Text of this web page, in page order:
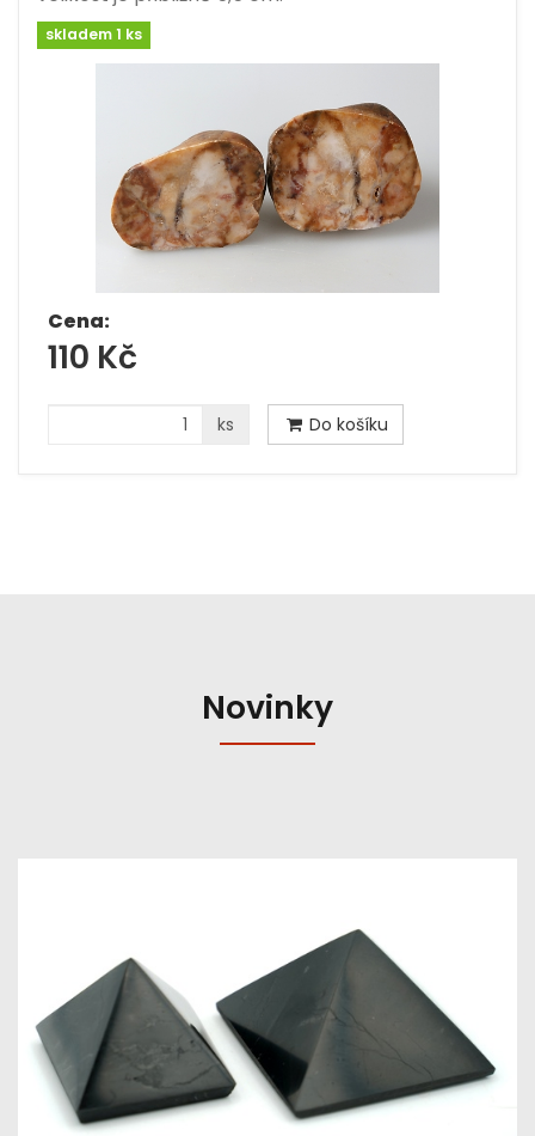
skladem 1 ks
Cena:
110 Kč
ks Do košíku
Novinky